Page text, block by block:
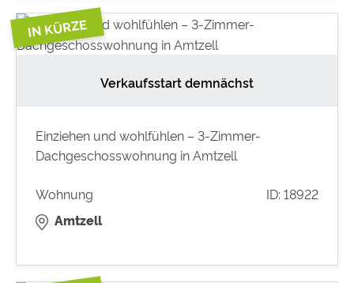
Verkaufsstart demnächst
Einziehen und wohlfühlen – 3-Zimmer-
Dachgeschosswohnung in Amtzell
Wohnung
ID: 18922
Amtzell